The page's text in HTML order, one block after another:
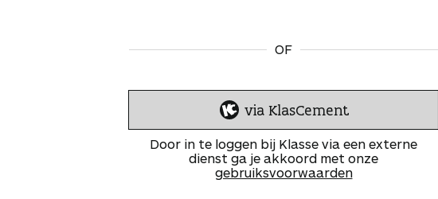
OF
I
n
l
o
via KlasCement
Door in te loggen bij Klasse via een externe
dienst ga je akkoord met onze
gebruiksvoorwaarden